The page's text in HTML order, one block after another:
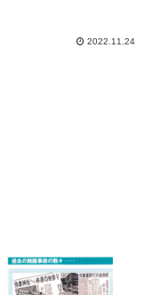
2022.11.24